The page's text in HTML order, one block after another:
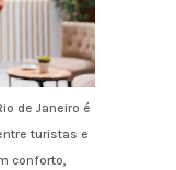
de Janeiro é
turistas e
conforto,